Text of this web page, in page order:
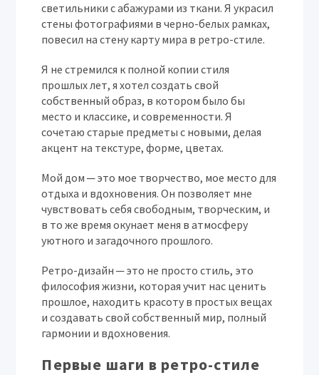
светильники с абажурами из ткани. Я украсил
стены фотографиями в черно-белых рамках,
повесил на стену карту мира в ретро-стиле.
Я не стремился к полной копии стиля
прошлых лет, я хотел создать свой
собственный образ, в котором было бы
место и классике, и современности. Я
сочетаю старые предметы с новыми, делая
акцент на текстуре, форме, цветах.
Мой дом ─ это мое творчество, мое место для
отдыха и вдохновения. Он позволяет мне
чувствовать себя свободным, творческим, и
в то же время окунает меня в атмосферу
уютного и загадочного прошлого.
Ретро-дизайн ─ это не просто стиль, это
философия жизни, которая учит нас ценить
прошлое, находить красоту в простых вещах
и создавать свой собственный мир, полный
гармонии и вдохновения.
Первые шаги в ретро-стиле